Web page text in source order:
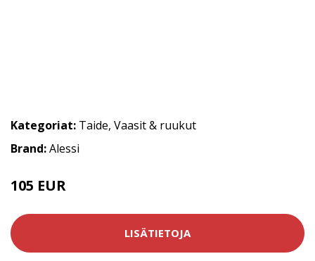
Kategoriat: Taide, Vaasit & ruukut
Brand:Alessi
105 EUR
LISÄTIETOJA